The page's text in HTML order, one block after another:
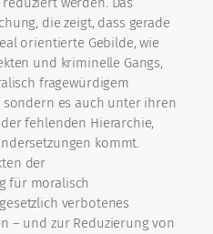
die zeigt, dass gerade
orientierte Gebilde, wie
und kriminelle Gangs,
fragewürdigem
es auch unter ihren
fehlenden Hierarchie,
kommt.
der
für moralisch
verbotenes
– und zur Reduzierung von